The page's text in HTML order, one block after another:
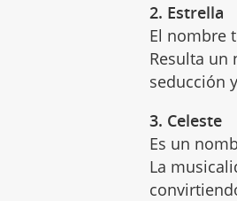
2. Estrella
El nombre
Resulta un
seducción
3. Celeste
Es un
La